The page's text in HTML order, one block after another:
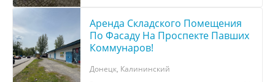
Аренда Складского Помещения
По Фасаду На Проспекте Павших
Коммунаров!
Донецк, Калининский